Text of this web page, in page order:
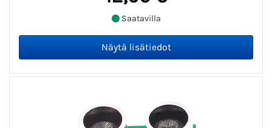
Saatavilla